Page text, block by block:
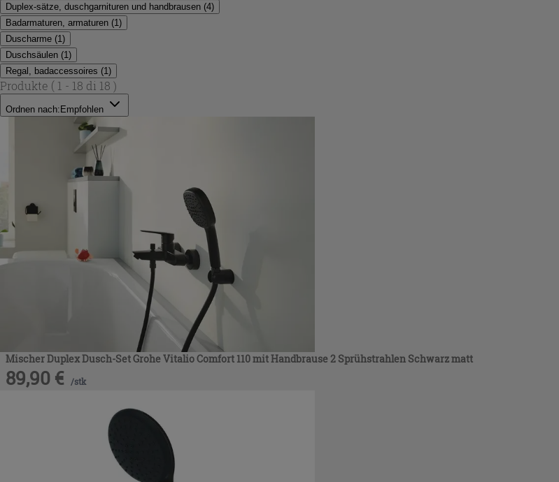
Duplex-sätze, duschgarnituren und handbrausen (4)
Badarmaturen, armaturen (1 )
Duscharme (1 )
Duschsäulen (1 )
Regal, badaccessoires (1 )
Produkte ( 1 - 18 di 18 )
Ordnen nach: Empfohlen
Mischer Duplex Dusch-Set Grohe Vitalio Comfort 110 mit Handbrause 2 Sprühstrahlen Schwarz matt
89,90 € /stk